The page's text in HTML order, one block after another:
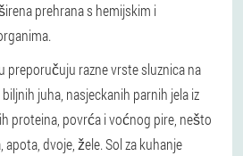
prehrana s hemijskim i
preporučuju razne vrste sluznica na
juha, nasjeckanih parnih jela iz
proteina, povrća i voćnog pire, nešto
dvoje, žele. Sol za kuhanje